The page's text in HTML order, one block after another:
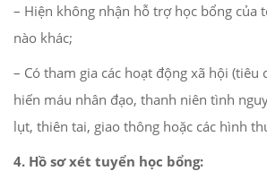
– Hiện không nhận hỗ trợ học bổng của
nào khác;
– Có tham gia các hoạt động xã hội (tiêu
hiến máu nhân đạo, thanh niên tình
lụt, thiên tai, giao thông hoặc các hình
4. Hồ sơ xét tuyển học bổng: